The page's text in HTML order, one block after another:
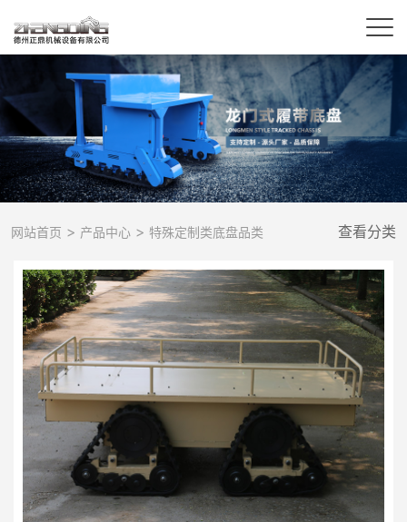
网站首页 > 产品中心 > 特殊定制类底盘品类 查看分类